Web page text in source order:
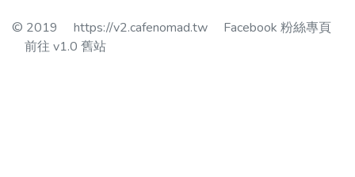
© 2019 https://v2.cafenomad.tw
Facebook 粉絲專頁
前往 v1.0 舊站